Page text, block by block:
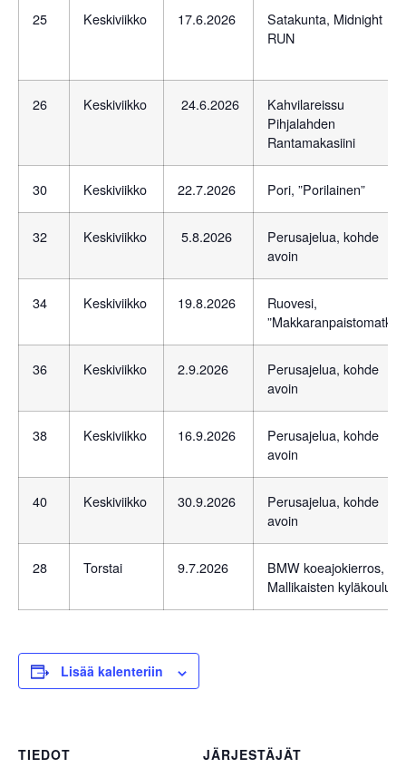
25 Keskiviikko 17.6.2026
Satakunta, Midnight
RUN
26 Keskiviikko 24.6.2026
Kahvilareissu
Pihjalahden
Rantamakasiini
30 Keskiviikko 22.7.2026 Pori, ”Porilainen”
32 Keskiviikko 5.8.2026
Perusajelua, kohde
avoin
34 Keskiviikko 19.8.2026
Ruovesi,
”Makkaranpaistomatka”
36 Keskiviikko 2.9.2026
Perusajelua, kohde
avoin
38 Keskiviikko 16.9.2026
Perusajelua, kohde
avoin
40 Keskiviikko 30.9.2026
Perusajelua, kohde
avoin
28 Torstai 9.7.2026
BMW koeajokierros,
Mallikaisten kyläkoulu
Lisää kalenteriin
TIEDOT JÄRJESTÄJÄT